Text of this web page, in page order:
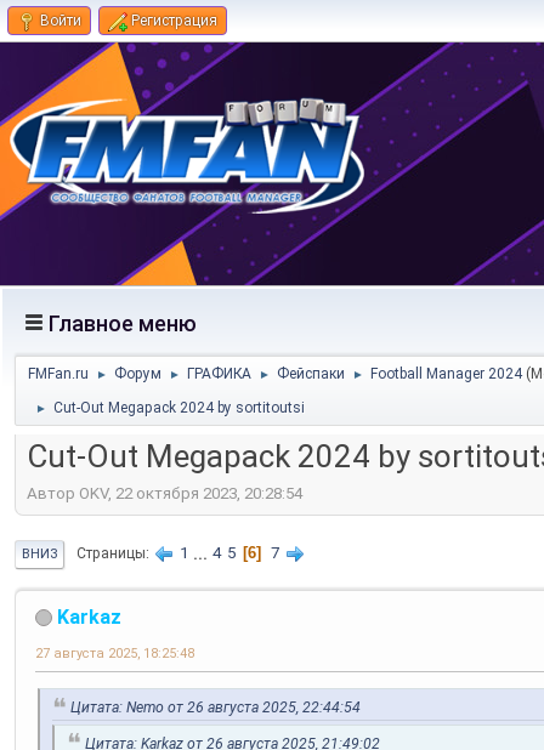
Войти Регистрация
Главное меню
FMFan.ru ► Форум ► ГРАФИКА ► Фейспаки ► Football Manager 2024
► Cut-Out Megapack 2024 by sortitoutsi
Cut-Out Megapack 2024 by
Автор OKV, 22 октября 2023, 20:28:54
ВНИЗ Страницы 1 ... 4 5 6 7
Karkaz
27 августа 2025, 18:25:48
Цитата: Nemo от 26 августа 2025, 22:44:54
Цитата: Karkaz от 26 августа 2025, 21:49:02